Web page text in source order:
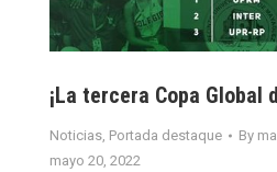
¡La tercera Copa Global
Noticias, Portada destaque By
mayo 20, 2022